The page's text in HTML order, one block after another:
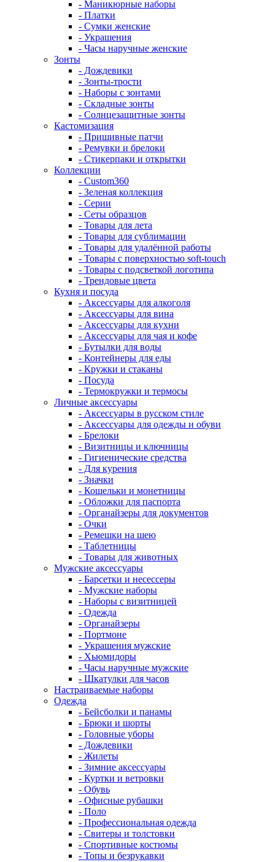
- Маникюрные наборы
- Платки
- Сумки женские
- Украшения
- Часы наручные женские
Зонты
- Дождевики
- Зонты-трости
- Наборы с зонтами
- Складные зонты
- Солнцезащитные зонты
Кастомизация
- Пришивные патчи
- Ремувки и брелоки
- Стикерпаки и открытки
Коллекции
- Custom360
- Зеленая коллекция
- Серии
- Сеты образцов
- Товары для лета
- Товары для сублимации
- Товары для удалённой работы
- Товары с поверхностью soft-touch
- Товары с подсветкой логотипа
- Трендовые цвета
Кухня и посуда
- Аксессуары для алкоголя
- Аксессуары для вина
- Аксессуары для кухни
- Аксессуары для чая и кофе
- Бутылки для воды
- Контейнеры для еды
- Кружки и стаканы
- Посуда
- Термокружки и термосы
Личные аксессуары
- Аксессуары в русском стиле
- Аксессуары для одежды и обуви
- Брелоки
- Визитницы и ключницы
- Гигиенические средства
- Для курения
- Значки
- Кошельки и монетницы
- Обложки для паспорта
- Органайзеры для документов
- Очки
- Ремешки на шею
- Таблетницы
- Товары для животных
Мужские аксессуары
- Барсетки и несессеры
- Мужские наборы
- Наборы с визитницей
- Одежда
- Органайзеры
- Портмоне
- Украшения мужские
- Хьюмидоры
- Часы наручные мужские
- Шкатулки для часов
Настраиваемые наборы
Одежда
- Бейсболки и панамы
- Брюки и шорты
- Головные уборы
- Дождевики
- Жилеты
- Зимние аксессуары
- Куртки и ветровки
- Обувь
- Офисные рубашки
- Поло
- Профессиональная одежда
- Свитеры и толстовки
- Спортивные костюмы
- Топы и безрукавки